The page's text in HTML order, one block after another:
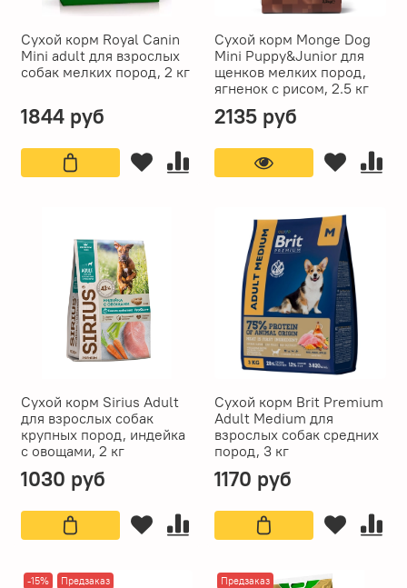
Сухой корм Royal Canin
Mini adult для взрослых
собак мелких пород, 2 кг
1844 руб
Сухой корм Monge Dog
Mini Puppy&Junior для
щенков мелких пород,
ягненок с рисом, 2.5 кг
2135 руб
Сухой корм Sirius Adult
для взрослых собак
крупных пород, индейка
с овощами, 2 кг
1030 руб
Сухой корм Brit Premium
Adult Medium для
взрослых собак средних
пород, 3 кг
1170 руб
-15% Предзаказ Предзаказ